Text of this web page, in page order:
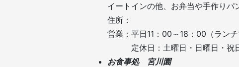
イートインの他、お弁当や手作りパ
住所：
営業：平日11：00～18：00（ランチ
定休日：土曜日・日曜日・祝日
お食事処 宮川園